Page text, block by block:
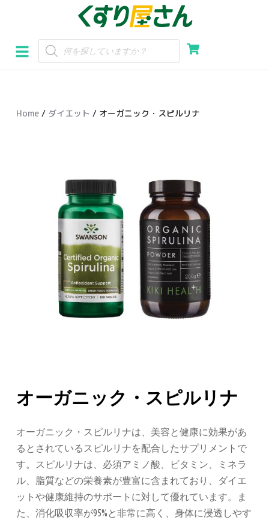
ン
テ
スHome / ダイエット / オーガニック・スピルリナ
オーガニック・スピルリナ
オーガニック・スピルリナは、美容と健康に効果があ
るとされているスピルリナを配合したサプリメントで
す。スピルリナは、必須アミノ酸、ビタミン、ミネラ
ル、脂質などの栄養素が豊富に含まれており、ダイエ
ットや健康維持のサポートに対して優れています。ま
た、消化吸収率が95%と非常に高く、身体に浸透しやす